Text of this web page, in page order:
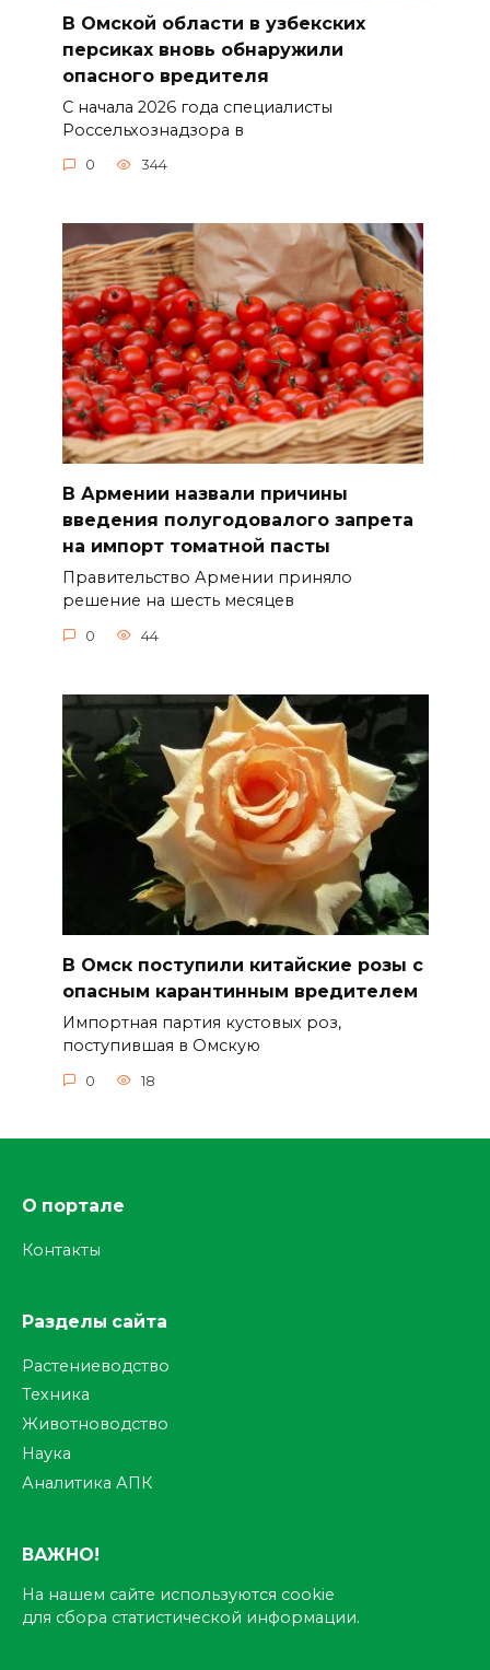
В Омской области в узбекских
персиках вновь обнаружили
опасного вредителя
С начала 2026 года специалисты
Россельхознадзора в
0 344
В Армении назвали причины
введения полугодовалого запрета
на импорт томатной пасты
Правительство Армении приняло
решение на шесть месяцев
0 44
В Омск поступили китайские розы с
опасным карантинным вредителем
Импортная партия кустовых роз,
поступившая в Омскую
0 18
О портале
Контакты
Разделы сайта
Растениеводство
Техника
Животноводство
Наука
Аналитика АПК
ВАЖНО!
На нашем сайте используются cookie
для сбора статистической информации.